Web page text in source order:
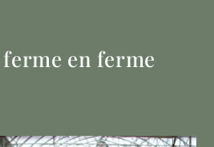
en ferme